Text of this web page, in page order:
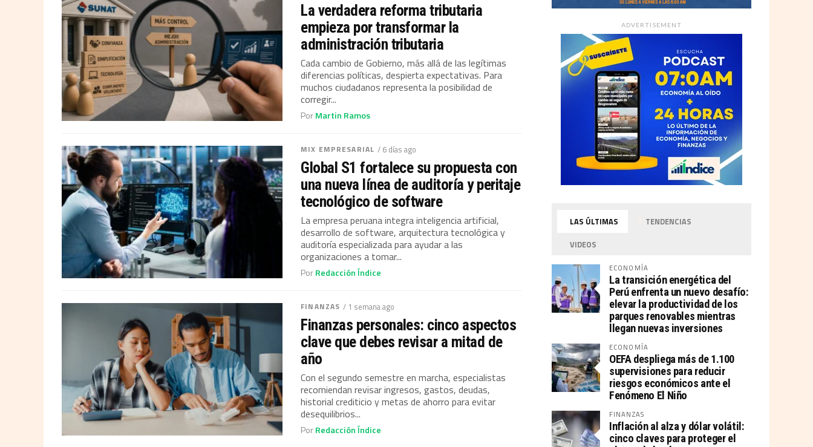
La verdadera reforma tributaria
empieza por transformar la
administración tributaria
Cada cambio de Gobierno, más allá de las legítimas
diferencias políticas, despierta expectativas. Para
muchos ciudadanos representa la posibilidad de
corregir...
PorMartin Ramos
MIX EMPRESARIAL / 6 días ago
Global S1 fortalece su propuesta con
una nueva línea de auditoría y peritaje
tecnológico de software
La empresa peruana integra inteligencia artificial,
desarrollo de software, arquitectura tecnológica y
auditoría especializada para ayudar a las
organizaciones a tomar...
PorRedacción Índice
FINANZAS / 1 semana ago
Finanzas personales: cinco aspectos
clave que debes revisar a mitad de
año
Con el segundo semestre en marcha, especialistas
recomiendan revisar ingresos, gastos, deudas,
historial crediticio y metas de ahorro para evitar
desequilibrios...
PorRedacción Índice
ADVERTISEMENT
LAS ÚLTIMAS
TENDENCIAS
VIDEOS
ECONOMÍA
La transición energética del
Perú enfrenta un nuevo desafío:
elevar la productividad de los
parques renovables mientras
llegan nuevas inversiones
ECONOMÍA
OEFA despliega más de 1.100
supervisiones para reducir
riesgos económicos ante el
Fenómeno El Niño
FINANZAS
Inflación al alza y dólar volátil:
cinco claves para proteger el